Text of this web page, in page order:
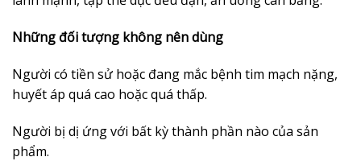
Những đối tượng không nên dùng
Người có tiền sử hoặc đang mắc bệnh tim mạch nặng,
huyết áp quá cao hoặc quá thấp.
Người bị dị ứng với bất kỳ thành phần nào của sản
phẩm.